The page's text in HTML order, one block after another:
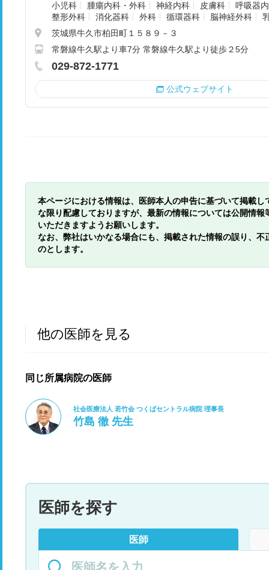
小児科
腫瘍内科・外科 神経内科 皮膚科
呼吸器
整形外科
消化器科 外科 循環器科 脳神経外科
茨城県牛久市柏田町１５８９－３
常磐線牛久駅より車7分 常磐線牛久駅より徒歩２5分
029-872-1771
公式ウェブサイト
本ページにおける情報は、医師本人の申告に基づいて掲載
な限り配慮しておりますが、最新の情報については公開情
いただきますようお願いします。
なお、弊社はいかなる場合にも、掲載された情報の誤り、
のとします。
他の医師を見る
同じ所属病院の医師
社会医療法人 若竹会 つくばセントラル病院 理事長
竹島 徹 先生
医師を探す
医師